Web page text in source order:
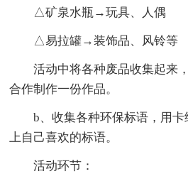
△矿泉水瓶→玩具、人偶
△易拉罐→装饰品、风铃等
活动中将各种废品收集起来，
合作制作一份作品。
b、收集各种环保标语，用卡
上自己喜欢的标语。
活动环节：